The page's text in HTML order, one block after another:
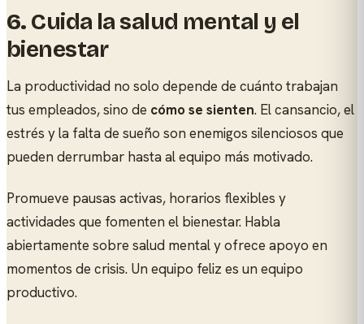
6. Cuida la salud mental y el
bienestar
La productividad no solo depende de cuánto trabajan
tus empleados, sino de cómo se sienten. El cansancio, el
estrés y la falta de sueño son enemigos silenciosos que
pueden derrumbar hasta al equipo más motivado.
Promueve pausas activas, horarios flexibles y
actividades que fomenten el bienestar. Habla
abiertamente sobre salud mental y ofrece apoyo en
momentos de crisis. Un equipo feliz es un equipo
productivo.